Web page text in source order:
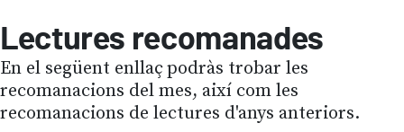
Lectures recomanades
En el següent enllaç podràs trobar les
recomanacions del mes, així com les
recomanacions de lectures d'anys anteriors.